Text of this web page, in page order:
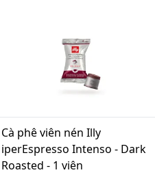
Cà phê viên nén Illy
iperEspresso Intenso - Dark
Roasted - 1 viên